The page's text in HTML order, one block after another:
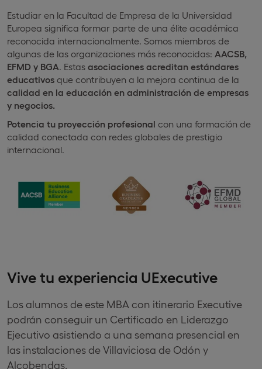
Estudiar en la Facultad de Empresa de la Universidad
Europea significa formar parte de una élite académica
reconocida internacionalmente. Somos miembros de
algunas de las organizaciones más reconocidas: AACSB,
EFMD y BGA. Estas asociaciones acreditan estándares
educativos que contribuyen a la mejora continua de la
calidad en la educación en administración de empresas
y negocios.
Potencia tu proyección profesional con una formación de
calidad conectada con redes globales de prestigio
internacional.
Vive tu experiencia UExecutive
Los alumnos de este MBA con itinerario Executive
podrán conseguir un Certificado en Liderazgo
Ejecutivo asistiendo a una semana presencial en
las instalaciones de Villaviciosa de Odón y
Alcobendas.